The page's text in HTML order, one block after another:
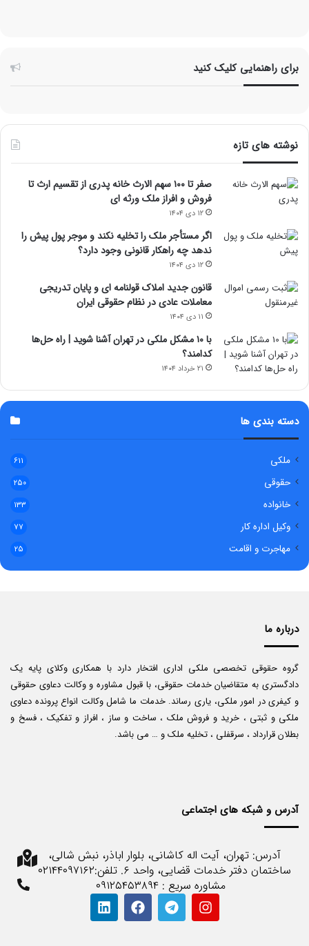
برای راهنمایی کلیک کنید
نوشته های تازه
صفر تا ۱۰۰ سهم الارث خانه پدری از تقسیم ارث تا
فروش و افراز ملک ورثه ای
۱۲ دی ۱۴۰۴
اگر مستأجر ملک را تخلیه نکند و موجر پول پیش را
ندهد چه راهکار قانونی وجود دارد؟
۱۲ دی ۱۴۰۴
قانون جدید املاک قولنامه ای و پایان تدریجی
معاملات عادی در نظام حقوقی ایران
۱۱ دی ۱۴۰۴
با ۱۰ مشکل ملکی در تهران آشنا شوید | راه حل‌ها
کدامند؟
۲۱ خرداد ۱۴۰۴
دسته بندی ها
ملکی ۶۱۱
حقوقی ۲۵۰
خانواده ۱۳۳
وکیل اداره کار ۷۷
مهاجرت و اقامت ۲۵
درباره ما
گروه حقوقی تخصصی ملکی اداری افتخار دارد با همکاری وکلای پایه یک
دادگستری به متقاضیان خدمات حقوقی، با قبول مشاوره و وکالت دعاوی حقوقی
و کیفری در امور ملکی، یاری رساند. خدمات ما شامل وکالت انواع پرونده دعاوی
ملکی و ثبتی ، خرید و فروش ملک ، ساخت و ساز ، افراز و تفکیک ، فسخ و
بطلان قرارداد ، سرقفلی ، تخلیه ملک و … می باشد.
آدرس و شبکه های اجتماعی
آدرس: تهران، آیت اله کاشانی، بلوار اباذر، نبش شالی،
ساختمان دفتر خدمات قضایی، واحد ۶. تلفن:۰۲۱۴۴۰۹۷۱۶۲
مشاوره سریع : ۰۹۱۲۵۴۵۳۸۹۴